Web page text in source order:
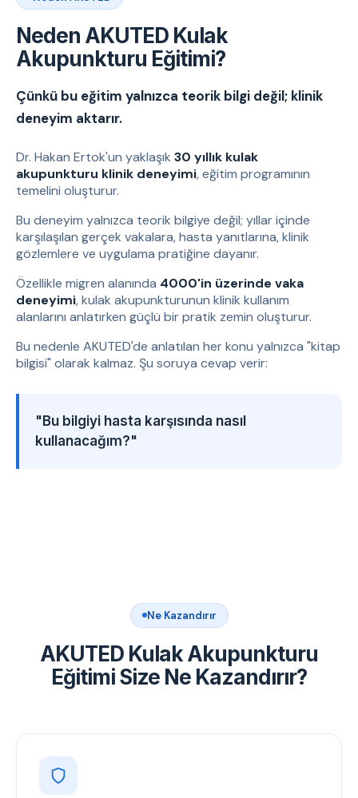
Neden AKUTED Kulak
Akupunkturu Eğitimi?
Çünkü bu eğitim yalnızca teorik bilgi değil; klinik
deneyim aktarır.
Dr. Hakan Ertok'un yaklaşık 30 yıllık kulak
akupunkturu klinik deneyimi, eğitim programının
temelini oluşturur.
Bu deneyim yalnızca teorik bilgiye değil; yıllar içinde
karşılaşılan gerçek vakalara, hasta yanıtlarına, klinik
gözlemlere ve uygulama pratiğine dayanır.
Özellikle migren alanında 4000'in üzerinde vaka
deneyimi, kulak akupunkturunun klinik kullanım
alanlarını anlatırken güçlü bir pratik zemin oluşturur.
Bu nedenle AKUTED'de anlatılan her konu yalnızca "kitap
bilgisi" olarak kalmaz. Şu soruya cevap verir:
"Bu bilgiyi hasta karşısında nasıl
kullanacağım?"
Ne Kazandırır
AKUTED Kulak Akupunkturu
Eğitimi Size Ne Kazandırır?